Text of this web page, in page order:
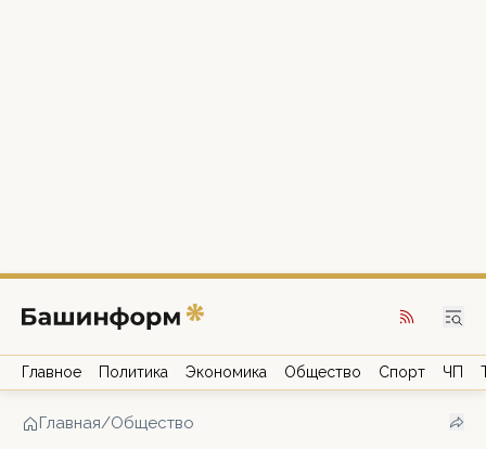
Главное Политика Экономика Общество Спорт ЧП
Главная/Общество